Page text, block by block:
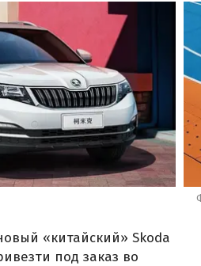
«китайский» Skoda
под заказ во